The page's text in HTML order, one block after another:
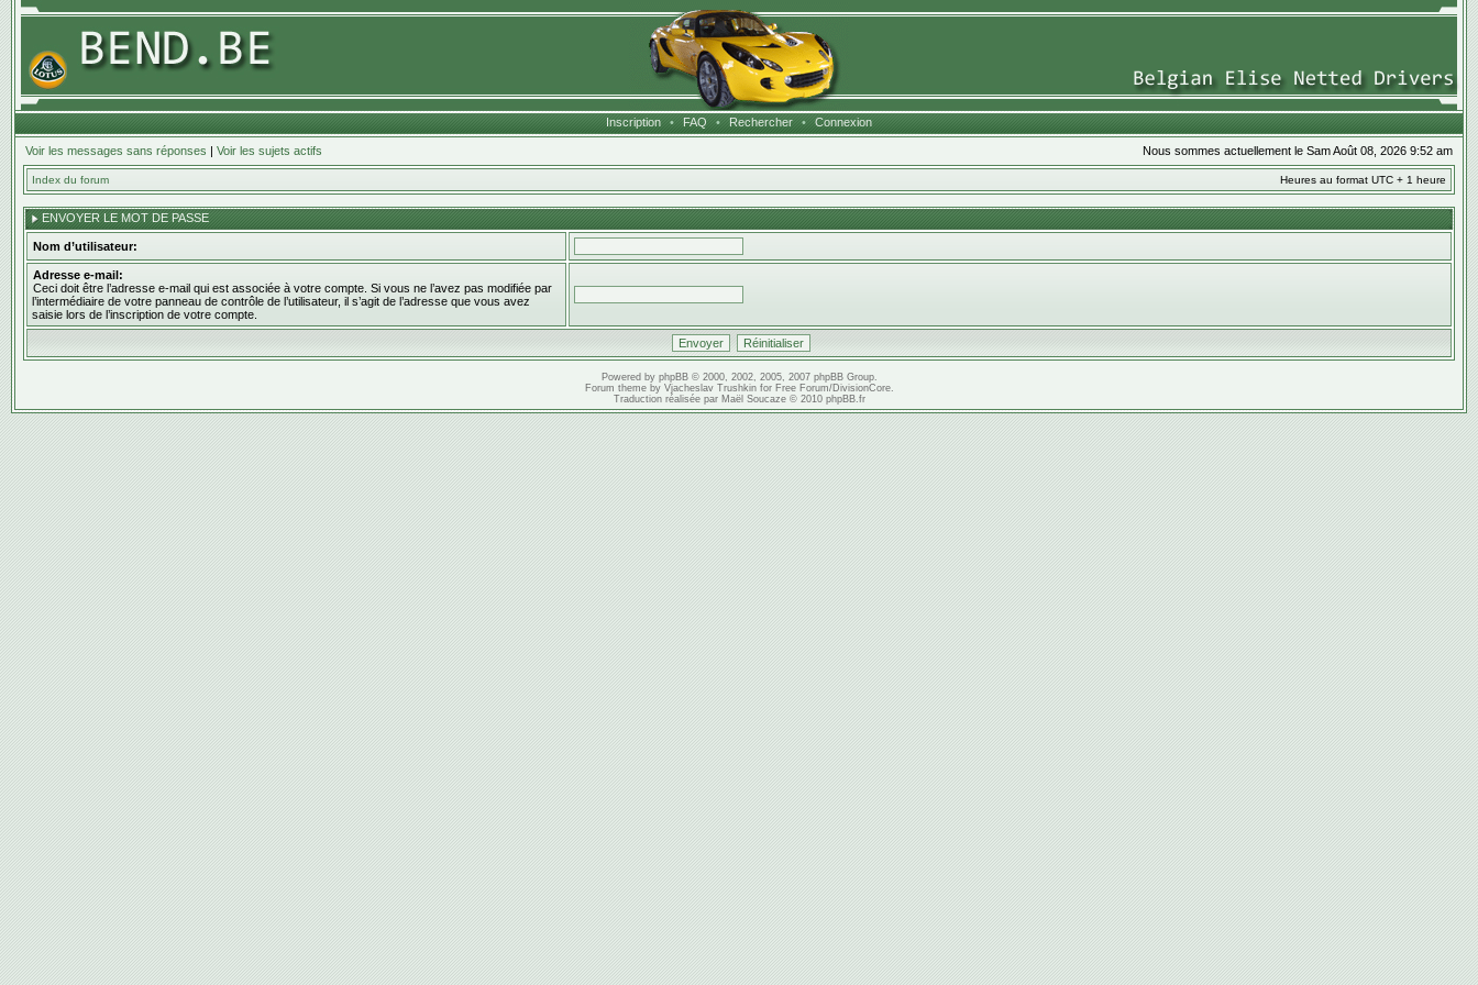
Inscription • FAQ • Rechercher • Connexion
Voir les messages sans réponses | Voir les sujets actifs Nous sommes actuellement le Sam Août 08, 2026 9:52 am
Index du forum Heures au format UTC + 1 heure
ENVOYER LE MOT DE PASSE
Nom d’utilisateur:
Adresse e-mail:
Ceci doit être l’adresse e-mail qui est associée à votre compte. Si vous ne l’avez pas modifiée par
l’intermédiaire de votre panneau de contrôle de l’utilisateur, il s’agit de l’adresse que vous avez
saisie lors de l’inscription de votre compte.
Powered by phpBB© 2000, 2002, 2005, 2007 phpBB Group.
Forum theme by Vjacheslav Trushkinfor Free Forum/DivisionCore.
Traduction réalisée par Maël Soucaze© 2010 phpBB.fr